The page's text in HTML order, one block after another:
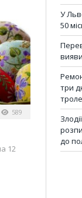
589
12
У
50
три
до